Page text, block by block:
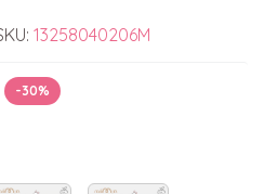
13258040206M
-30%